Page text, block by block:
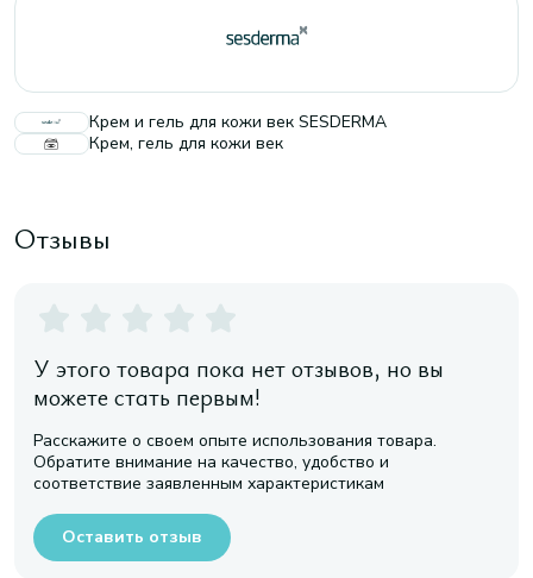
Крем и гель для кожи век SESDERMA
Крем, гель для кожи век
Отзывы
У этого товара пока нет отзывов, но вы
можете стать первым!
Расскажите о своем опыте использования товара.
Обратите внимание на качество, удобство и
соответствие заявленным характеристикам
Оставить отзыв